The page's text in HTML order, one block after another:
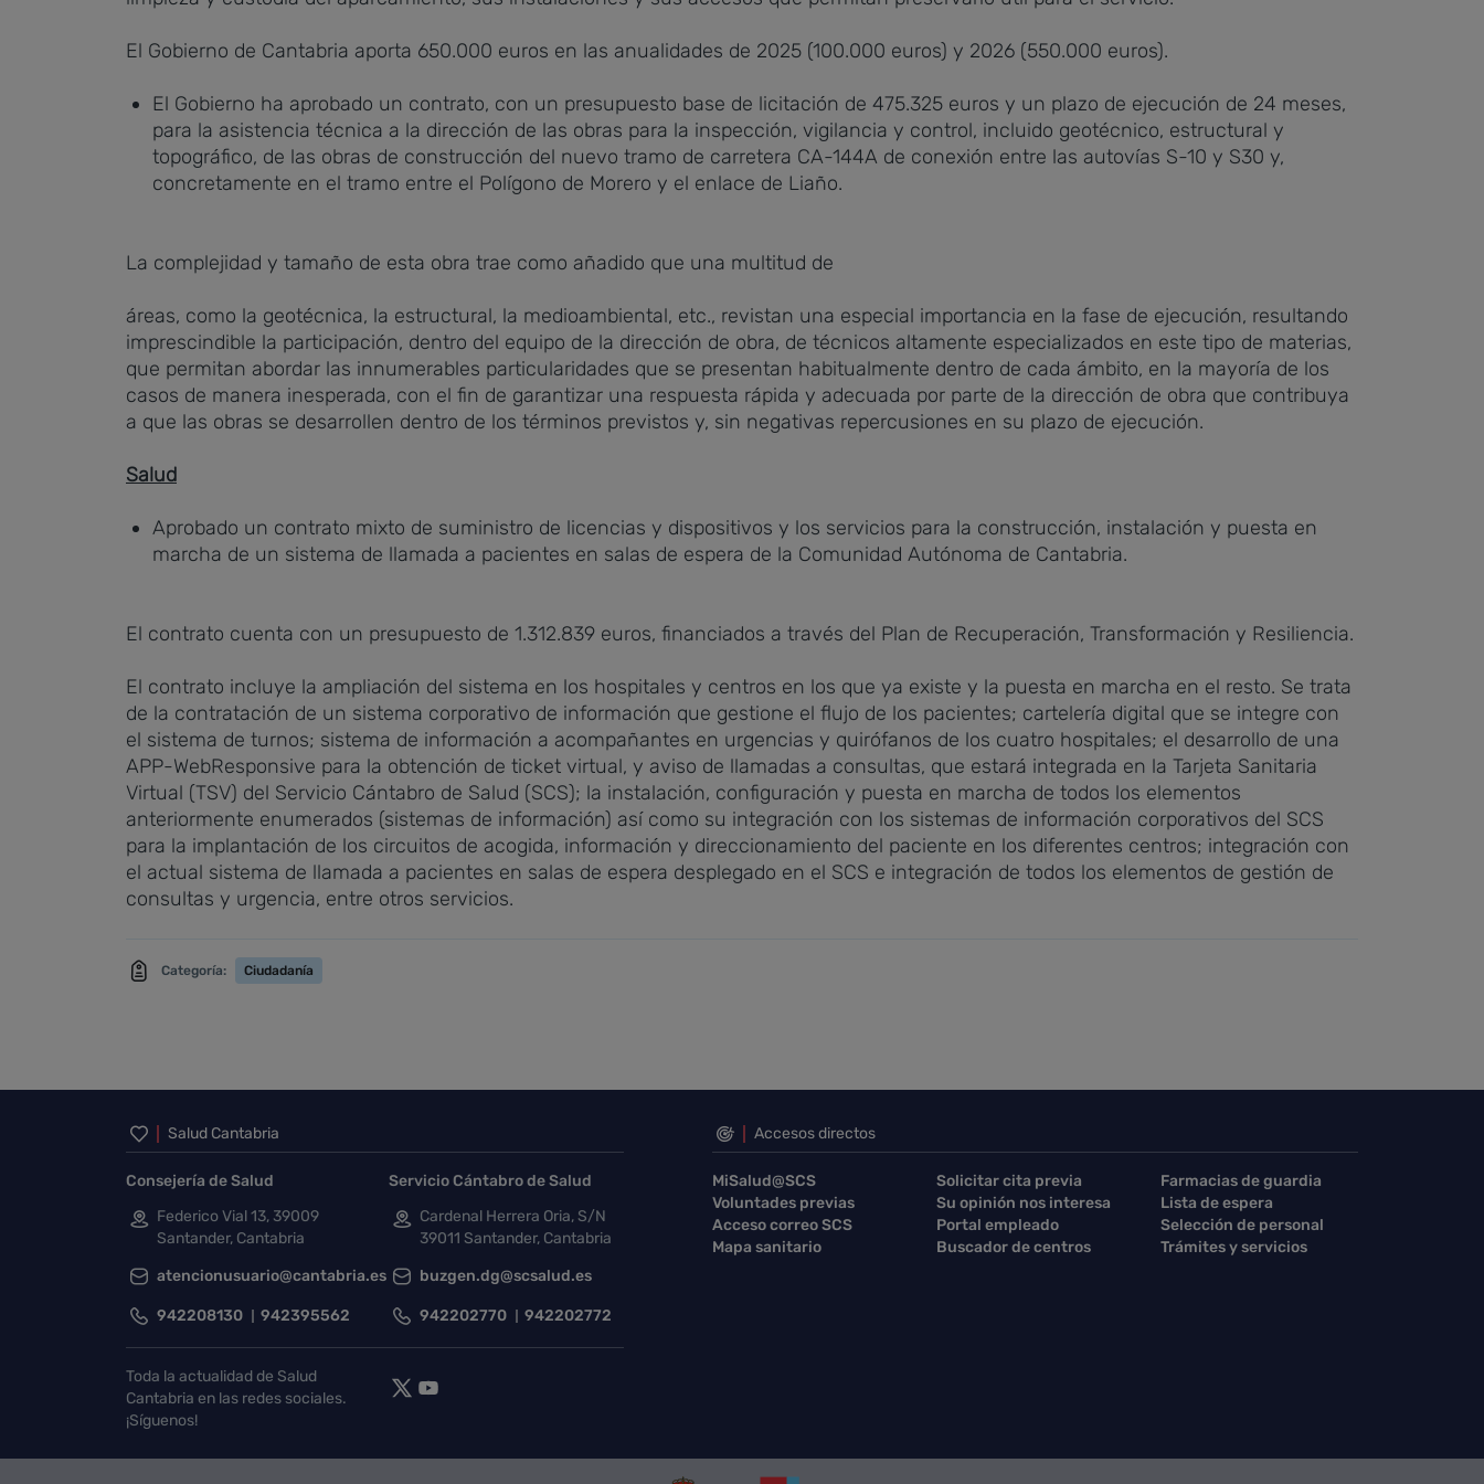
El Gobierno de Cantabria aporta 650.000 euros en las anualidades de 2025 (100.000 euros) y 2026 (550.000 euros).
El Gobierno ha aprobado un contrato, con un presupuesto base de licitación de 475.325 euros y un plazo de ejecución de 24 meses,
para la asistencia técnica a la dirección de las obras para la inspección, vigilancia y control, incluido geotécnico, estructural y
topográfico, de las obras de construcción del nuevo tramo de carretera CA-144A de conexión entre las autovías S-10 y S30 y,
concretamente en el tramo entre el Polígono de Morero y el enlace de Liaño.
La complejidad y tamaño de esta obra trae como añadido que una multitud de
áreas, como la geotécnica, la estructural, la medioambiental, etc., revistan una especial importancia en la fase de ejecución, resultando
imprescindible la participación, dentro del equipo de la dirección de obra, de técnicos altamente especializados en este tipo de materias,
que permitan abordar las innumerables particularidades que se presentan habitualmente dentro de cada ámbito, en la mayoría de los
casos de manera inesperada, con el fin de garantizar una respuesta rápida y adecuada por parte de la dirección de obra que contribuya
a que las obras se desarrollen dentro de los términos previstos y, sin negativas repercusiones en su plazo de ejecución.
Salud
Aprobado un contrato mixto de suministro de licencias y dispositivos y los servicios para la construcción, instalación y puesta en
marcha de un sistema de llamada a pacientes en salas de espera de la Comunidad Autónoma de Cantabria.
El contrato cuenta con un presupuesto de 1.312.839 euros, financiados a través del Plan de Recuperación, Transformación y Resiliencia.
El contrato incluye la ampliación del sistema en los hospitales y centros en los que ya existe y la puesta en marcha en el resto. Se trata
de la contratación de un sistema corporativo de información que gestione el flujo de los pacientes; cartelería digital que se integre con
el sistema de turnos; sistema de información a acompañantes en urgencias y quirófanos de los cuatro hospitales; el desarrollo de una
APP-WebResponsive para la obtención de ticket virtual, y aviso de llamadas a consultas, que estará integrada en la Tarjeta Sanitaria
Virtual (TSV) del Servicio Cántabro de Salud (SCS); la instalación, configuración y puesta en marcha de todos los elementos
anteriormente enumerados (sistemas de información) así como su integración con los sistemas de información corporativos del SCS
para la implantación de los circuitos de acogida, información y direccionamiento del paciente en los diferentes centros; integración con
el actual sistema de llamada a pacientes en salas de espera desplegado en el SCS e integración de todos los elementos de gestión de
consultas y urgencia, entre otros servicios.
Categoría: Ciudadanía
Inicio del pie de página
Salud Cantabria
Consejería de Salud
Federico Vial 13, 39009
Santander, Cantabria
atencionusuario@cantabria.es
942208130 942395562
Servicio Cántabro de Salud
Cardenal Herrera Oria, S/N
39011 Santander, Cantabria
buzgen.dg@scsalud.es
942202770 942202772
Toda la actualidad de Salud
Cantabria en las redes sociales.
¡Síguenos!
Accesos directos
MiSalud@SCS Solicitar cita previa
Farmacias de guardia
Voluntades previas
Su opinión nos interesa
Lista de espera
Acceso correo SCS
Portal empleado
Selección de personal
Mapa sanitario
Buscador de centros Trámites y servicios